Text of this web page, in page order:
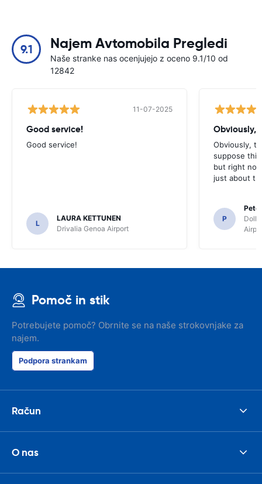
9.1 Najem Avtomobila Pregledi
Naše stranke nas ocenjujejo z oceno 9.1/10 od
12842
11-07-2025
Good service!
Good service!
L
LAURA KETTUNEN
Drivalia Genoa Airport
Obviously,
Obviously,
suppose
but right
just about
P
Pomoč in stik
Potrebujete pomoč? Obrnite se na naše strokovnjake za
najem.
Podpora strankam
Račun
O nas